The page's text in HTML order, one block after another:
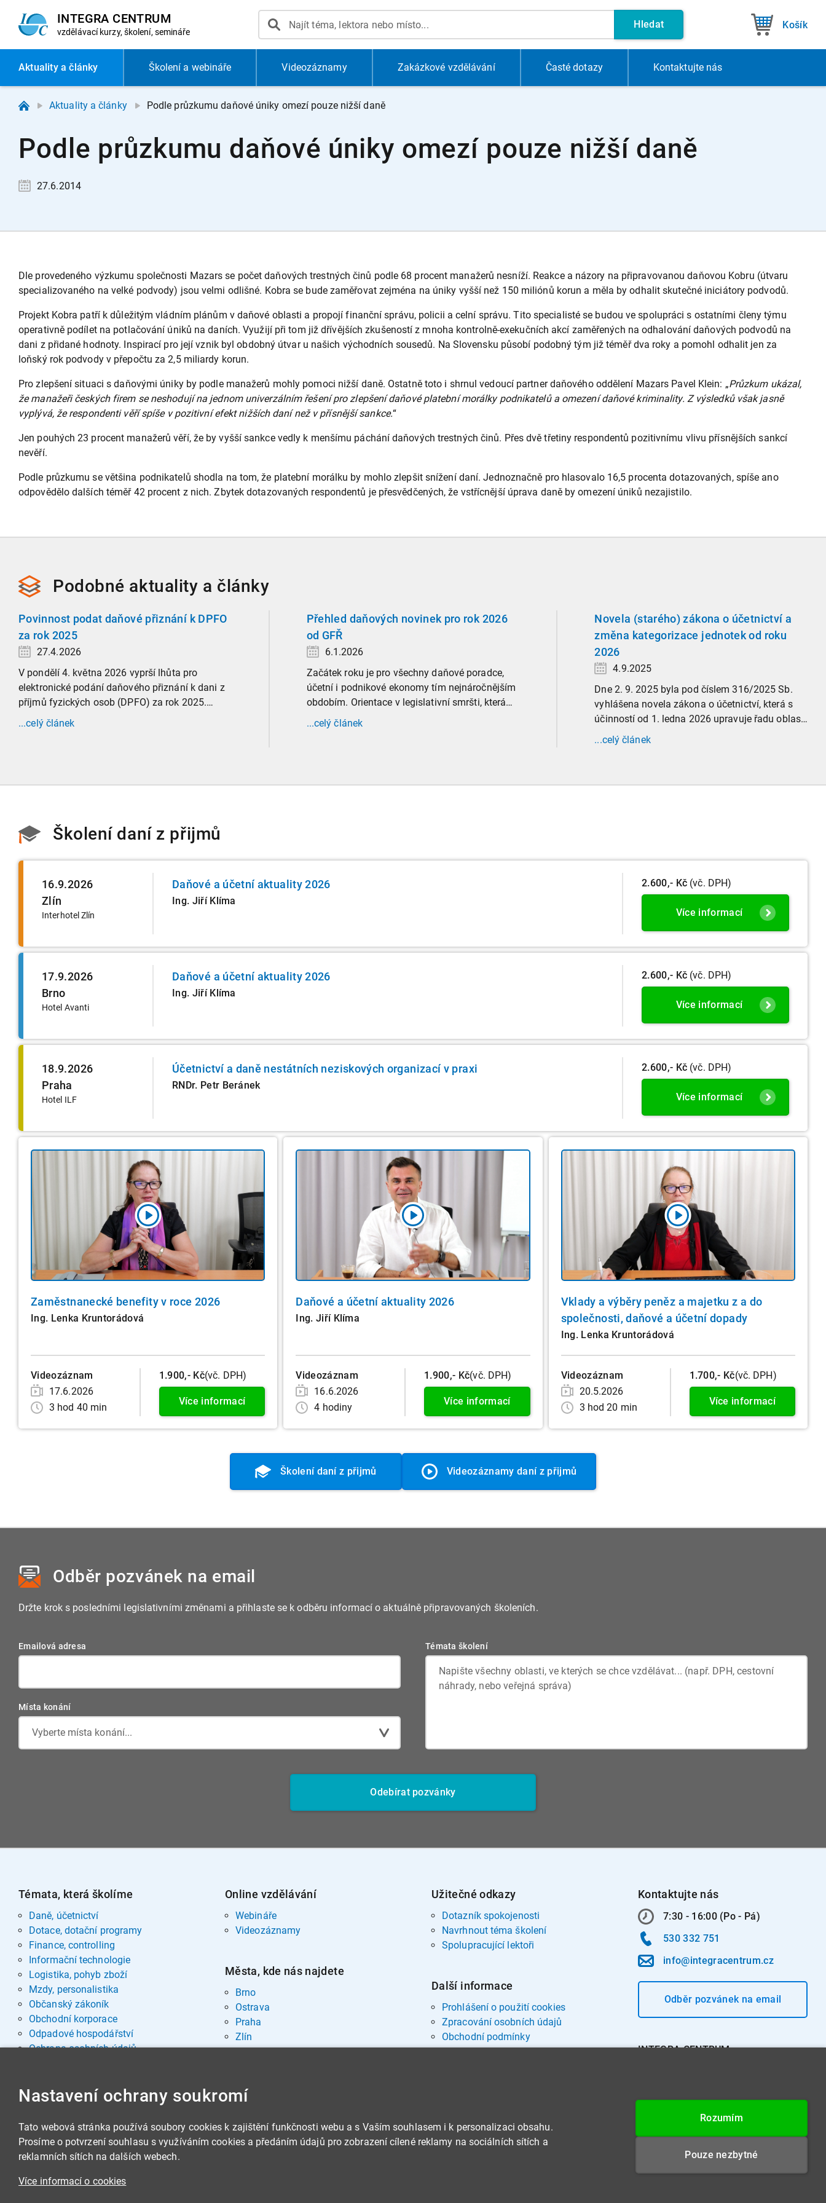
INTEGRA CENTRUM
vzdělávací kurzy, školení, semináře
Hledat Košík
Aktualitya články Školení a webináře Videozáznamy Zakázkové vzdělávání Časté dotazy Kontaktujte nás
Aktuality a články Podle průzkumu daňové úniky omezí pouze nižší daně
Podle průzkumu daňové úniky omezí pouze nižší daně
27.6.2014
Dle provedeného výzkumu společnosti Mazars se počet daňových trestných činů podle 68 procent manažerů nesníží. Reakce a názory na připravovanou daňovou Kobru (útvaru
specializovaného na velké podvody) jsou velmi odlišné. Kobra se bude zaměřovat zejména na úniky vyšší než 150 miliónů korun a měla by odhalit skutečné iniciátory podvodů.
Projekt Kobra patří k důležitým vládním plánům v daňové oblasti a propojí finanční správu, policii a celní správu. Tito specialisté se budou ve spolupráci s ostatními členy týmu
operativně podílet na potlačování úniků na daních. Využijí při tom již dřívějších zkušeností z mnoha kontrolně-exekučních akcí zaměřených na odhalování daňových podvodů na
dani z přidané hodnoty. Inspirací pro její vznik byl obdobný útvar u našich východních sousedů. Na Slovensku působí podobný tým již téměř dva roky a pomohl odhalit jen za
loňský rok podvody v přepočtu za 2,5 miliardy korun.
Pro zlepšení situaci s daňovými úniky by podle manažerů mohly pomoci nižší daně. Ostatně toto i shrnul vedoucí partner daňového oddělení Mazars Pavel Klein: „Průzkum ukázal,
že manažeři českých firem se neshodují na jednom univerzálním řešení pro zlepšení daňové platební morálky podnikatelů a omezení daňové kriminality. Z výsledků však jasně
vyplývá, že respondenti věří spíše v pozitivní efekt nižších daní než v přísnější sankce.“
Jen pouhých 23 procent manažerů věří, že by vyšší sankce vedly k menšímu páchání daňových trestných činů. Přes dvě třetiny respondentů pozitivnímu vlivu přísnějších sankcí
nevěří.
Podle průzkumu se většina podnikatelů shodla na tom, že platební morálku by mohlo zlepšit snížení daní. Jednoznačně pro hlasovalo 16,5 procenta dotazovaných, spíše ano
odpovědělo dalších téměř 42 procent z nich. Zbytek dotazovaných respondentů je přesvědčených, že vstřícnější úprava daně by omezení úniků nezajistilo.
Podobné aktuality a články
Povinnost podat daňové přiznání k DPFO
za rok 2025
27.4.2026
V pondělí 4. května 2026 vyprší lhůta pro
elektronické podání daňového přiznání k dani z
příjmů fyzických osob (DPFO) za rok 2025.
Zaměříme se detailně na to, kde leží hranice
povinnosti přiznání podat, jaké jsou nejčastější
...celý článek
Přehled daňových novinek pro rok 2026
od GFŘ
6.1.2026
Začátek roku je pro všechny daňové poradce,
účetní i podnikové ekonomy tím nejnáročnějším
obdobím. Orientace v legislativní smršti, která
tradičně doprovází přelom roku, vyžaduje
nastudovat všechny novely a doprovodné
...celý článek
Novela (starého) zákona o účetnictví a
změna kategorizace jednotek od roku
2026
4.9.2025
Dne 2. 9. 2025 byla pod číslem 316/2025 Sb.
vyhlášena novela zákona o účetnictví, která s
účinností od 1. ledna 2026 upravuje řadu oblastí
účetní praxe. Již nyní, s účinností od 3. září
2025, platí nová, zvýšená kritéria pro zařazení
...celý článek
Školení daní z přijmů
16.9.2026
Zlín
Interhotel Zlín
Daňové a účetní aktuality 2026
Ing. Jiří Klíma
2.600,- Kč (vč. DPH)
Více informací
17.9.2026
Brno
Hotel Avanti
Daňové a účetní aktuality 2026
Ing. Jiří Klíma
2.600,- Kč (vč. DPH)
Více informací
18.9.2026
Praha
Hotel ILF
Účetnictví a daně nestátních neziskových organizací v praxi
RNDr. Petr Beránek
2.600,- Kč (vč. DPH)
Více informací
Zaměstnanecké benefity v roce 2026
Ing. Lenka Kruntorádová
Videozáznam
17.6.2026
3 hod 40 min
1.900,- Kč(vč. DPH)
Více informací
Daňové a účetní aktuality 2026
Ing. Jiří Klíma
Videozáznam
16.6.2026
4 hodiny
1.900,- Kč(vč. DPH)
Více informací
Vklady a výběry peněz a majetku z a do
společnosti, daňové a účetní dopady
Ing. Lenka Kruntorádová
Videozáznam
20.5.2026
3 hod 20 min
1.700,- Kč(vč. DPH)
Více informací
Školení daní z přijmů Videozáznamy daní z přijmů
Odběr pozvánek na email
Držte krok s posledními legislativními změnami a přihlaste se k odběru informací o aktuálně připravovaných školeních.
Emailová adresa
Místa konání
Vyberte místa konání...
Témata školení
Odebírat pozvánky
Témata, která školíme
Daně, účetnictví
Dotace, dotační programy
Finance, controlling
Informační technologie
Logistika, pohyb zboží
Mzdy, personalistika
Občanský zákoník
Obchodní korporace
Odpadové hospodářství
Ochrana osobních údajů
Sociální oblast
Stavby, nemovitosti
Veřejná správa
Veřejné zakázky
Životní prostředí
Online vzdělávání
Webináře
Videozáznamy
Města, kde nás najdete
Brno
Ostrava
Praha
Zlín
Užitečné odkazy
Dotazník spokojenosti
Navrhnout téma školení
Spolupracující lektoři
Další informace
Prohlášení o použití cookies
Zpracování osobních údajů
Obchodní podmínky
Kontaktujte nás
7:30 - 16:00 (Po - Pá)
530 332 751
info@integracentrum.cz
Odběr pozvánekna email
INTEGRA CENTRUM s.r.o.
DIČ: CZ26234203
Nastavení ochrany soukromí
Tato webová stránka používá soubory cookies k zajištění funkčnosti webu a s Vaším souhlasem i k personalizaci obsahu.
Prosíme o potvrzení souhlasu s využíváním cookies a předáním údajů pro zobrazení cílené reklamy na sociálních sítích a
reklamních sítích na dalších webech.
Více informací o cookies
Rozumím
Pouze nezbytné